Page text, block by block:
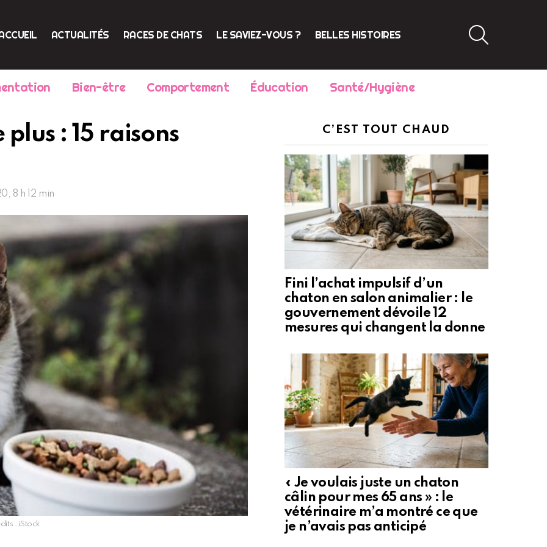
ACTUALITÉS RACES DE CHATS LE SAVIEZ-VOUS ? BELLES HISTOIRES
Bien-être Comportement Éducation Santé/Hygiène
: 15 raisons
8 h 12 min
: iStock
C’EST TOUT CHAUD
Fini l’achat impulsif d’un
chaton en salon animalier : le
gouvernement dévoile 12
mesures qui changent la donne
« Je voulais juste un chaton
câlin pour mes 65 ans » : le
vétérinaire m’a montré ce que
je n’avais pas anticipé